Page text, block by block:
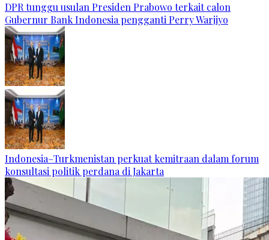
DPR tunggu usulan Presiden Prabowo terkait calon
Gubernur Bank Indonesia pengganti Perry Warjiyo
Indonesia–Turkmenistan perkuat kemitraan dalam forum
konsultasi politik perdana di Jakarta